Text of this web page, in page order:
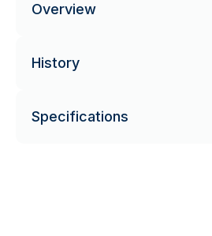
Overview
History
Specifications